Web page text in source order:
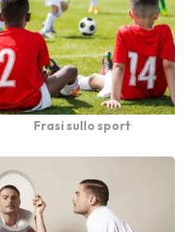
Frasi sullo sport